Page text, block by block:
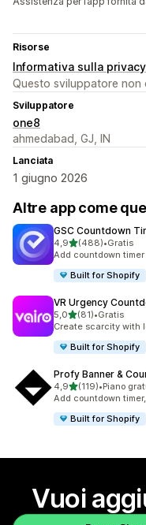
Risorse
Informativa sulla privacy
Questo sviluppatore non
Sviluppatore
one8
ahmedabad, GJ, IN
Lanciata
1 giugno 2026
Altre app come
GSC Countdown
4,9stelle su 5
(488)
488 recensioni totali
•Gratis
Add countdown
Built for Shopify
VR Urgency
5,0stelle su 5
(81)
81 recensioni totali
•Gratis
Create scarcity with
Built for Shopify
Profy Banner &
4,9stelle su 5
(119)
119 recensioni totali
•Piano
Add countdown
Built for Shopify
Vuoi